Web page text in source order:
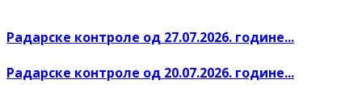
Радарске контроле од 27.07.2026. године...
Радарске контроле од 20.07.2026. године...